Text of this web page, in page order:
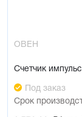
ОВЕН
Счетчик
Под заказ
Срок